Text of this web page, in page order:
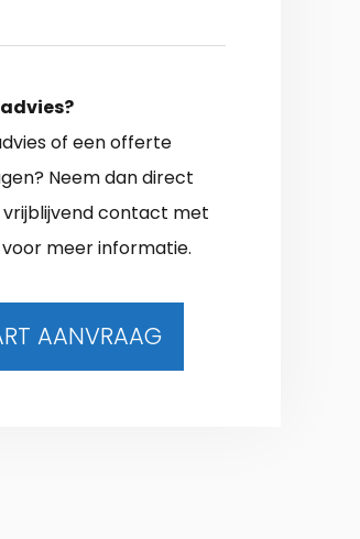
of een offerte
Neem dan direct
contact met
meer informatie.
AANVRAAG